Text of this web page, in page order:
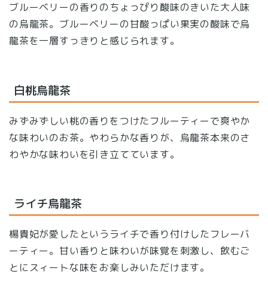
ブルーベリーの香りのちょっぴり酸味のきいた大人味
の烏龍茶。ブルーベリーの甘酸っぱい果実の酸味で烏
龍茶を一層すっきりと感じられます。
白桃烏龍茶
みずみずしい桃の香りをつけたフルーティーで爽やか
な味わいのお茶。やわらかな香りが、烏龍茶本来のさ
わやかな味わいを引き立てています。
ライチ烏龍茶
楊貴妃が愛したというライチで香り付けしたフレーバ
ーティー。甘い香りと味わいが味覚を刺激し、飲むご
とにスィートな味をお楽しみいただけます。